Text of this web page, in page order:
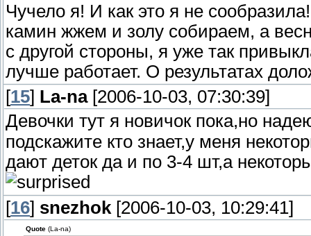
Чучело я! И как это я не
камин жжем и золу собираем, а
с другой стороны, я уже так
лучше работает. О результатах
[15] La-na[2006-10-03, 07:30:39]
Девочки тут я новичок пока,но
подскажите кто знает,у меня
дают деток да и по 3-4 шт,а
[16] snezhok [2006-10-03, 10:29:41]
Quote(La-na)